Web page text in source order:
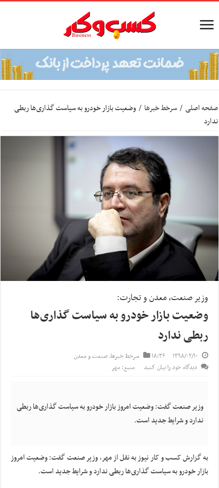
صفحه اصلی / سرخط خبرها / وضعیت بازار خودرو به سیاست گذاری‌ها ربطی
ندارد
وزیر صنعت، معدن و تجارت:
وضعیت بازار خودرو به سیاست گذاری‌ها
ربطی ندارد
۱۳۹۸/۰۲/۱۰ ۱۸:۳۶ سرخط خبرها,صنعت و معدن
دیدگاه خود را بیان کنید
منبع: مهر
وزیر صنعت گفت: وضعیت امروز بازار خودرو به سیاست گذاری‌ها ربطی
ندارد و شرایط جدید است.
به گزارش کسب و کار نیوز به نقل از مهر، وزیر صنعت گفت: وضعیت امروز
بازار خودرو به سیاست گذاری‌ها ربطی ندارد و شرایط جدید است.